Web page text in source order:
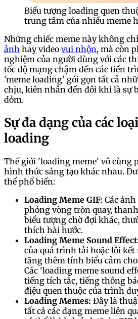
Biểu tượng loading quen
trung tâm của nhiều meme
Những chiếc meme này không
ảnh hay video vui nhộn, mà còn
nghiệm của người dùng với các
tốc độ mạng chậm đến các tiến
'meme loading' gói gọn tất cả
chịu, kiên nhẫn đến đôi khi là sự
dỏm.
Sự đa dạng của các
loading
Thế giới 'loading meme' vô cùng
hình thức sáng tạo khác nhau.
thể phổ biến:
Loading Meme GIF: Các
phỏng vòng tròn quay,
biểu tượng chờ đợi khác,
thích hài hước.
Loading Meme Sound
của quá trình tải hoặc lỗi kết
tăng thêm tính biểu cảm cho
Các 'loading meme sound
tiếng tích tắc, tiếng thông
điệu quen thuộc của trình
Loading Memes: Đây là
tất cả các dạng meme liên